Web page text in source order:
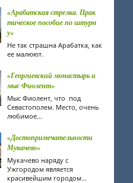
«Арабатская стрелка. Прак
тическое пособие по штурм
у»
Не так страшна Арабатка, как
ее малюют.
«Георгиевский монастырь и
мыс Фиолент»
Мыс Фиолент, что под
Севастополем. Место, очень
любимое...
«Достопримечательности
Мукачево»
Мукачево наряду с
Ужгородом является
красивейшим городом...